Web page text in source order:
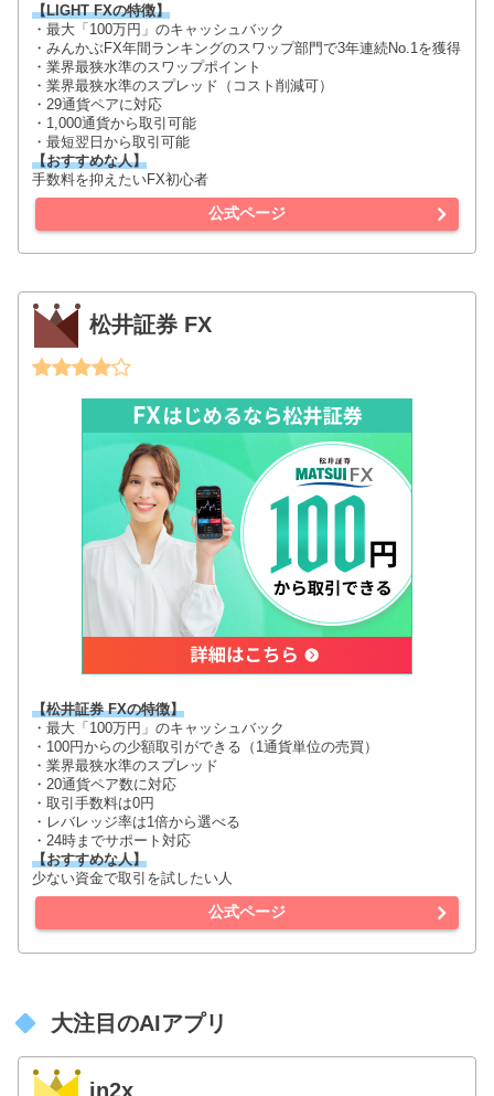
【LIGHT FXの特徴】
・最大「100万円」のキャッシュバック
・みんかぶFX年間ランキングのスワップ部門で3年連続No.1を獲得
・業界最狭水準のスワップポイント
・業界最狭水準のスプレッド（コスト削減可）
・29通貨ペアに対応
・1,000通貨から取引可能
・最短翌日から取引可能
【おすすめな人】
手数料を抑えたいFX初心者
公式ページ
松井証券 FX
【松井証券 FXの特徴】
・最大「100万円」のキャッシュバック
・100円からの少額取引ができる（1通貨単位の売買）
・業界最狭水準のスプレッド
・20通貨ペア数に対応
・取引手数料は0円
・レバレッジ率は1倍から選べる
・24時までサポート対応
【おすすめな人】
少ない資金で取引を試したい人
公式ページ
大注目のAIアプリ
in2x